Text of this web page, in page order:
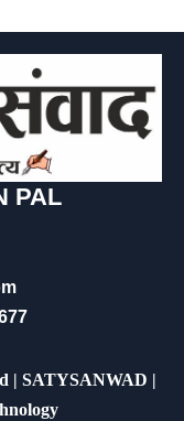
PAL
| SATYSANWAD |